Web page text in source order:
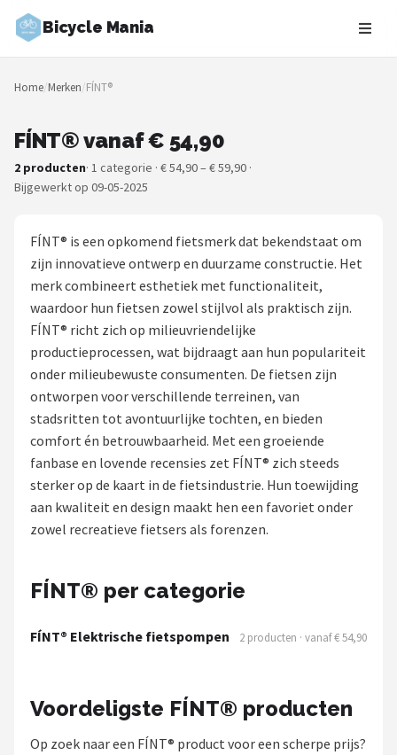
Bicycle Mania
Zoeken
NAVIGATIE
Merken
Fietsroutes
Kinderfietsen
Stadsfietsen
Mountainbikes
Shop
POPULAIRE MERKEN
Basil
Volare
ABUS
New Looxs
Home/Merken/FÍNT®
FÍNT® vanaf € 54,90
2 producten· 1 categorie · € 54,90 – € 59,90 ·
Bijgewerkt op 09-05-2025
FÍNT® is een opkomend fietsmerk dat bekendstaat om
zijn innovatieve ontwerp en duurzame constructie. Het
merk combineert esthetiek met functionaliteit,
waardoor hun fietsen zowel stijlvol als praktisch zijn.
FÍNT® richt zich op milieuvriendelijke
productieprocessen, wat bijdraagt aan hun populariteit
onder milieubewuste consumenten. De fietsen zijn
ontworpen voor verschillende terreinen, van
stadsritten tot avontuurlijke tochten, en bieden
comfort én betrouwbaarheid. Met een groeiende
fanbase en lovende recensies zet FÍNT® zich steeds
sterker op de kaart in de fietsindustrie. Hun toewijding
aan kwaliteit en design maakt hen een favoriet onder
zowel recreatieve fietsers als forenzen.
FÍNT® per categorie
FÍNT® Elektrische fietspompen 2 producten · vanaf € 54,90
Voordeligste FÍNT® producten
Op zoek naar een FÍNT® product voor een scherpe prijs?